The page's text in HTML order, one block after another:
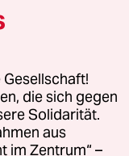
für Genehmigungen
Richtlinien
die sich gegen
Solidarität.
aus
im Zentrum“ –